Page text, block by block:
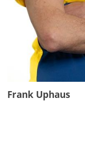
Frank Uphaus